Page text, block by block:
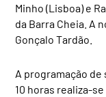
Minho (Lisboa) e
da Barra Cheia. A
Gonçalo Tardão.
A programação de
10 horas realiza-